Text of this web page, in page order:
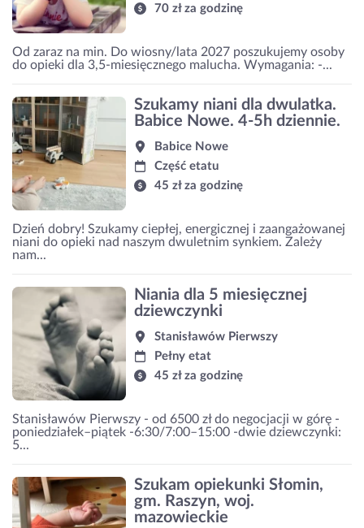
70 zł za godzinę
Od zaraz na min. Do wiosny/lata 2027 poszukujemy osoby
do opieki dla 3,5-miesięcznego malucha. Wymagania: -...
Szukamy niani dla dwulatka.
Babice Nowe. 4-5h dziennie.
Babice Nowe
Część etatu
45 zł za godzinę
Dzień dobry! Szukamy ciepłej, energicznej i zaangażowanej
niani do opieki nad naszym dwuletnim synkiem. Zależy
nam...
Niania dla 5 miesięcznej
dziewczynki
Stanisławów Pierwszy
Pełny etat
45 zł za godzinę
Stanisławów Pierwszy - od 6500 zł do negocjacji w górę -
poniedziałek–piątek -6:30/7:00–15:00 -dwie dziewczynki:
5...
Szukam opiekunki Słomin,
gm. Raszyn, woj.
mazowieckie